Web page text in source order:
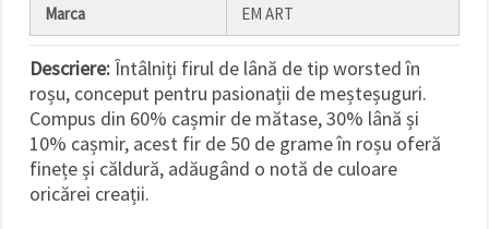
Marca EM ART
Descriere:Întâlniți firul de lână de tip worsted în
roșu, conceput pentru pasionații de meșteșuguri.
Compus din 60% cașmir de mătase, 30% lână și
10% cașmir, acest fir de 50 de grame în roșu oferă
finețe și căldură, adăugând o notă de culoare
oricărei creații.